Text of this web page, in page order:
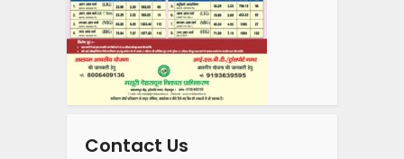
Contact Us